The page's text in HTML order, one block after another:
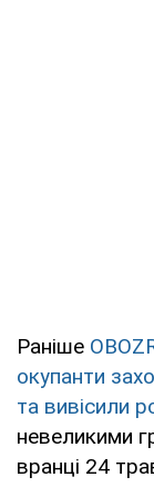
Раніше
окупанти
та вивісили
невеликими
вранці 24